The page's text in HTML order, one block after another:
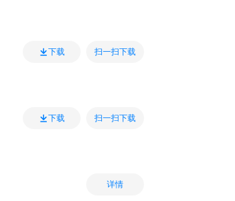
下载 扫一扫下载
下载 扫一扫下载
详情